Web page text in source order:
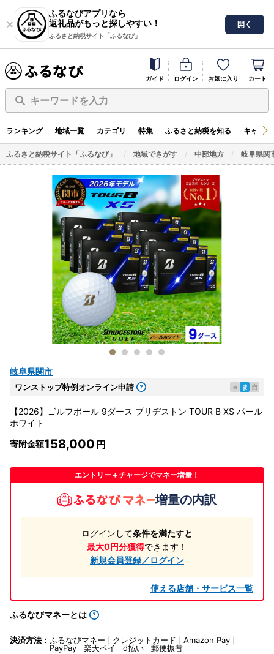
ふるなびアプリなら
返礼品がもっと探しやすい！
ふるさと納税サイト「ふるなび」
開く
ガイド ログイン お気に入り カート
キーワードを入力
ランキング 地域一覧 カテゴリ 特集 ふるさと納税を知る キャン
ふるさと納税サイト「ふるなび」 地域でさがす 中部地方 岐阜県関
岐阜県関市
ワンストップ特例オンライン申請 e ま 自
【2026】ゴルフボール 9ダース ブリヂストン TOUR B XS パール
ホワイト
寄附金額158,000
エントリー＋チャージでマネー増量！
増量の内訳
ログインして条件を満たすと
最大0円分獲得できます！
新規会員登録／ログイン
使える店舗・サービス一覧
ふるなびマネーとは
決済方法： ふるなびマネー クレジットカード
Amazon Pay
PayPay
楽天ペイ d払い 郵便振替